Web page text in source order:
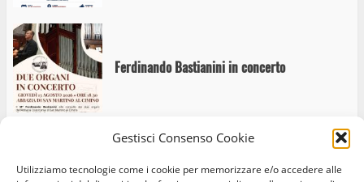
Gestisci Consenso Cookie
Utilizziamo tecnologie come i cookie per memorizzare e/o accedere alle
Ferdinando Bastianini in concerto
Alex Britti aprirà il Viterbo Big Festival il